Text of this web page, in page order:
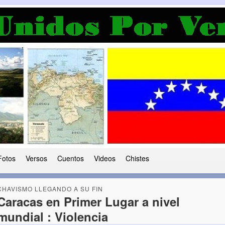
Democracia
le ha caido a esta tierra
Versos Cuentos Videos Chistes
LLEGANDO A SU FIN
en Primer Lugar a nivel
: Violencia